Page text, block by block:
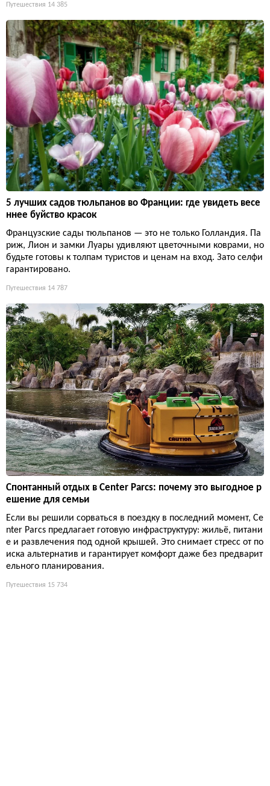
Путешествия 14 385
5 лучших садов тюльпанов во Франции: где увидеть весе
ннее буйство красок
Французские сады тюльпанов — это не только Голландия. Па
риж, Лион и замки Луары удивляют цветочными коврами, но
будьте готовы к толпам туристов и ценам на вход. Зато селфи
гарантировано.
Путешествия 14 787
Спонтанный отдых в Center Parcs: почему это выгодное р
ешение для семьи
Если вы решили сорваться в поездку в последний момент, Ce
nter Parcs предлагает готовую инфраструктуру: жильё, питани
е и развлечения под одной крышей. Это снимает стресс от по
иска альтернатив и гарантирует комфорт даже без предварит
ельного планирования.
Путешествия 15 734